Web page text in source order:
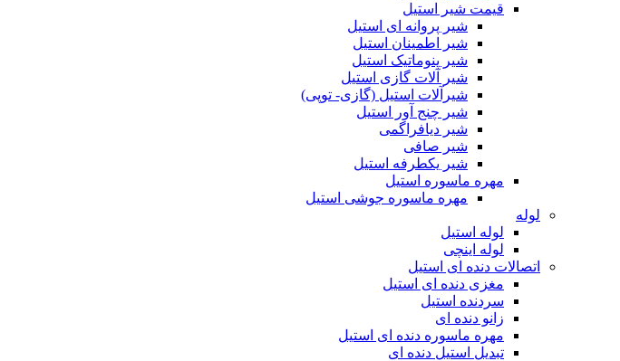
قیمت شیر استیل
شیر پروانه ای استیل
شیر اطمینان استیل
شیر پنوماتیک استیل
شیر آلات گازی استیل
شیرآلات استیل (گازی- توپی)
شیر چنج آور استیل
شیر دیافراگمی
شیر صافی
شیر یکطرفه استیل
مهره ماسوره استیل
مهره ماسوره جوشی استیل
لوله
لوله استیل
لوله اینچی
اتصالات دنده ای استیل
مغزی دنده ای استیل
سردنده استیل
زانو دنده ای
مهره ماسوره دنده ای استیل
تبدیل استیل دنده ای